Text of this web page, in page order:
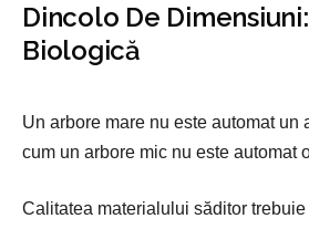
Dincolo De
Biologică
Un arbore mare nu este automat un
cum un arbore mic nu este automat
Calitatea materialului săditor